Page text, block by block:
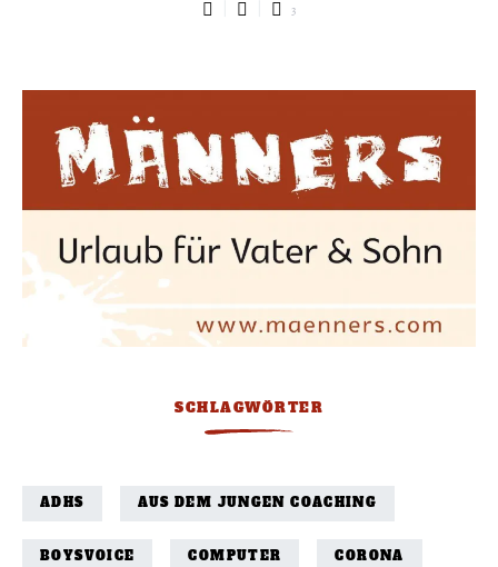
3
SCHLAGWÖRTER
ADHS AUS DEM JUNGEN COACHING
BOYSVOICE COMPUTER CORONA